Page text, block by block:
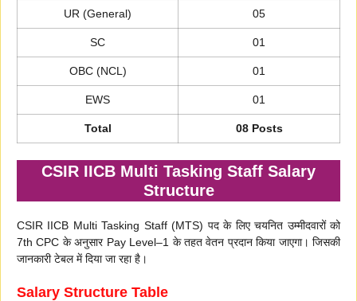
UR (General) 05
SC 01
OBC (NCL) 01
EWS 01
Total 08 Posts
CSIR IICB Multi Tasking Staff Salary
Structure
CSIR IICB Multi Tasking Staff (MTS) पद के लिए चयनित उम्मीदवारों को
7th CPC के अनुसार Pay Level–1 के तहत वेतन प्रदान किया जाएगा। जिसकी
जानकारी टेबल में दिया जा रहा है।
Salary Structure Table